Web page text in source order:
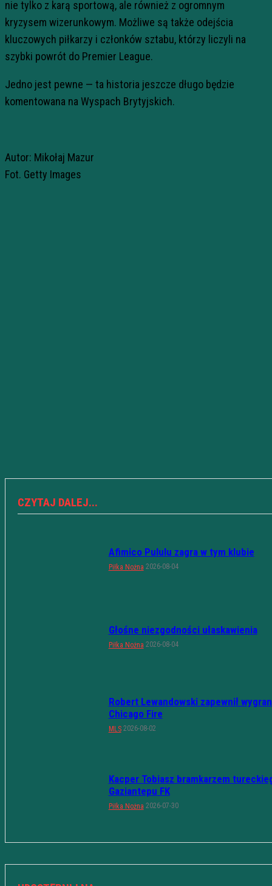
nie tylko z karą sportową, ale również z ogromnym
kryzysem wizerunkowym. Możliwe są także odejścia
kluczowych piłkarzy i członków sztabu, którzy liczyli na
szybki powrót do Premier League.
Jedno jest pewne — ta historia jeszcze długo będzie
komentowana na Wyspach Brytyjskich.
Autor: Mikołaj Mazur
Fot. Getty Images
CZYTAJ DALEJ...
Afimico Pululu zagra w tym klubie
Piłka Nożna 2026-08-04
Głośne niezgodności ułaskawienia
Piłka Nożna 2026-08-04
Robert Lewandowski zapewnił
Chicago Fire
MLS 2026-08-02
Kacper Tobiasz bramkarzem
Gaziantepu FK
Piłka Nożna 2026-07-30